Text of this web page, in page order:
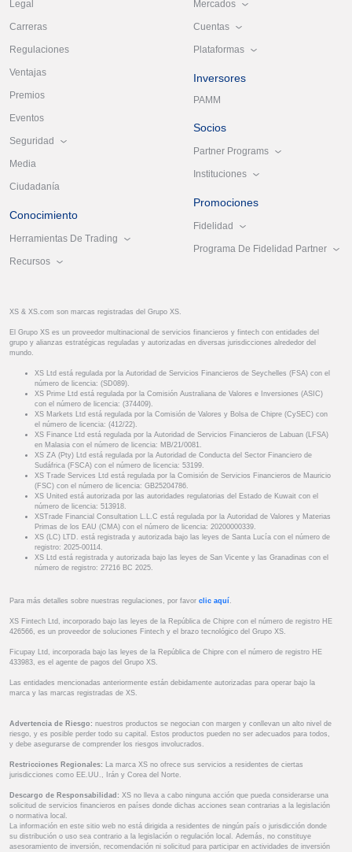
Legal
Carreras
Regulaciones
Ventajas
Premios
Eventos
Seguridad
Media
Ciudadanía
Conocimiento
Herramientas De Trading
Recursos
Mercados
Cuentas
Plataformas
Inversores
PAMM
Socios
Partner Programs
Instituciones
Promociones
Fidelidad
Programa De Fidelidad Partner
XS & XS.com son marcas registradas del Grupo XS.
El Grupo XS es un proveedor multinacional de servicios financieros y fintech con entidades del
grupo y alianzas estratégicas reguladas y autorizadas en diversas jurisdicciones alrededor del
mundo.
XS Ltd está regulada por la Autoridad de Servicios Financieros de Seychelles (FSA) con el
número de licencia: (SD089).
XS Prime Ltd está regulada por la Comisión Australiana de Valores e Inversiones (ASIC)
con el número de licencia: (374409).
XS Markets Ltd está regulada por la Comisión de Valores y Bolsa de Chipre (CySEC) con
el número de licencia: (412/22).
XS Finance Ltd está regulada por la Autoridad de Servicios Financieros de Labuan (LFSA)
en Malasia con el número de licencia: MB/21/0081.
XS ZA (Pty) Ltd está regulada por la Autoridad de Conducta del Sector Financiero de
Sudáfrica (FSCA) con el número de licencia: 53199.
XS Trade Services Ltd está regulada por la Comisión de Servicios Financieros de Mauricio
(FSC) con el número de licencia: GB25204786.
XS United está autorizada por las autoridades regulatorias del Estado de Kuwait con el
número de licencia: 513918.
XSTrade Financial Consultation L.L.C está regulada por la Autoridad de Valores y Materias
Primas de los EAU (CMA) con el número de licencia: 20200000339.
XS (LC) LTD. está registrada y autorizada bajo las leyes de Santa Lucía con el número de
registro: 2025-00114.
XS Ltd está registrada y autorizada bajo las leyes de San Vicente y las Granadinas con el
número de registro: 27216 BC 2025.
Para más detalles sobre nuestras regulaciones, por favor clic aquí .
XS Fintech Ltd, incorporado bajo las leyes de la República de Chipre con el número de registro HE
426566, es un proveedor de soluciones Fintech y el brazo tecnológico del Grupo XS.
Ficupay Ltd, incorporada bajo las leyes de la República de Chipre con el número de registro HE
433983, es el agente de pagos del Grupo XS.
Las entidades mencionadas anteriormente están debidamente autorizadas para operar bajo la
marca y las marcas registradas de XS.
Advertencia de Riesgo: nuestros productos se negocian con margen y conllevan un alto nivel de
riesgo, y es posible perder todo su capital. Estos productos pueden no ser adecuados para todos,
y debe asegurarse de comprender los riesgos involucrados.
Restricciones Regionales: La marca XS no ofrece sus servicios a residentes de ciertas
jurisdicciones como EE.UU., Irán y Corea del Norte.
Descargo de Responsabilidad: XS no lleva a cabo ninguna acción que pueda considerarse una
solicitud de servicios financieros en países donde dichas acciones sean contrarias a la legislación
o normativa local.
La información en este sitio web no está dirigida a residentes de ningún país o jurisdicción donde
su distribución o uso sea contrario a la legislación o regulación local. Además, no constituye
asesoramiento de inversión, recomendación ni solicitud para participar en actividades de inversión